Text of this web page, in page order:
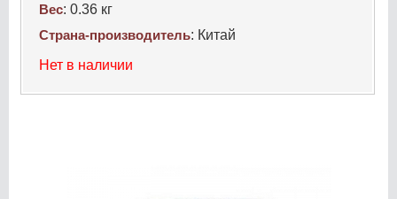
Вес: 0.36 кг
Страна-производитель: Китай
Нет в наличии